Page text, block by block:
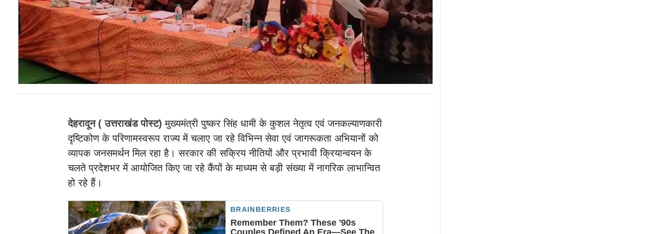
देहरादून ( उत्तराखंड पोस्ट) मुख्यमंत्री पुष्कर सिंह धामी के कुशल नेतृत्व एवं जनकल्याणकारी
दृष्टिकोण के परिणामस्वरूप राज्य में चलाए जा रहे विभिन्न सेवा एवं जागरूकता अभियानों को
व्यापक जनसमर्थन मिल रहा है। सरकार की सक्रिय नीतियों और प्रभावी क्रियान्वयन के
चलते प्रदेशभर में आयोजित किए जा रहे कैंपों के माध्यम से बड़ी संख्या में नागरिक लाभान्वित
हो रहे हैं।